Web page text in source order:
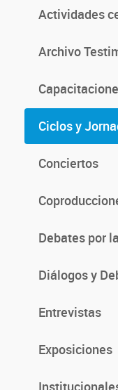
Actividades
Archivo
Ciclos y
Conciertos
Debates por
Diálogos y
Entrevistas
Exposiciones